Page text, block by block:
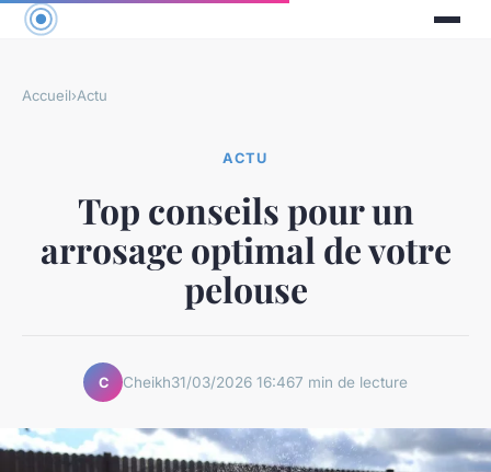
Accueil›Actu
ACTU
Top conseils pour un
arrosage optimal de votre
pelouse
C Cheikh31/03/2026 16:467 min de lecture